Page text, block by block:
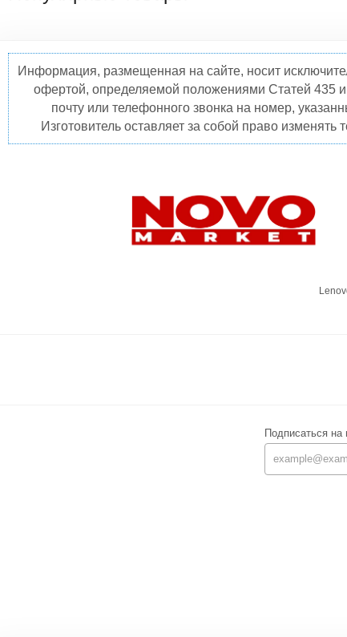
Информация, размещенная на сайте, носит
офертой, определяемой положениями Статей 435
почту или телефонного звонка на номер,
Изготовитель оставляет за собой право
Подписаться на